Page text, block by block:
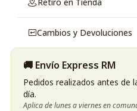
Retiro en Tienda
Cambios y Devoluciones
🚚 Envío Express RM
Pedidos realizados antes de
día.
Aplica de lunes a viernes en